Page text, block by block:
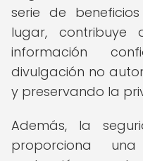
serie de
lugar,
información
divulgación no
y preservando la
Además, la
proporciona